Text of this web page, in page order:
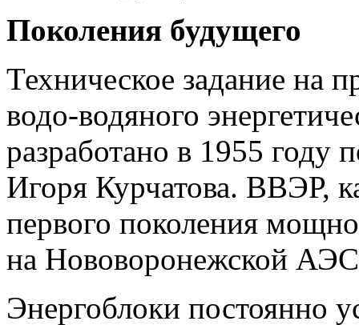
Поколения будущего
Техническое задание на
водо-водяного
разработано в 1955 году
Игоря Курчатова. ВВЭР,
первого поколения
на Нововоронежской
Энергоблоки постоянно